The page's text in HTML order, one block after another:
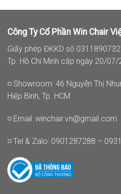
Công Ty Cổ Phần Win Chair
Giấy phép ĐKKD số
Tp. Hồ Chí Minh cấp ngày 20/
◽ Showroom: 46 Nguyễn Thị
Hiệp Bình, Tp. HCM
◽ Email: winchair.vn@gmail.com
◽ Tel & Zalo: 0901287288 –